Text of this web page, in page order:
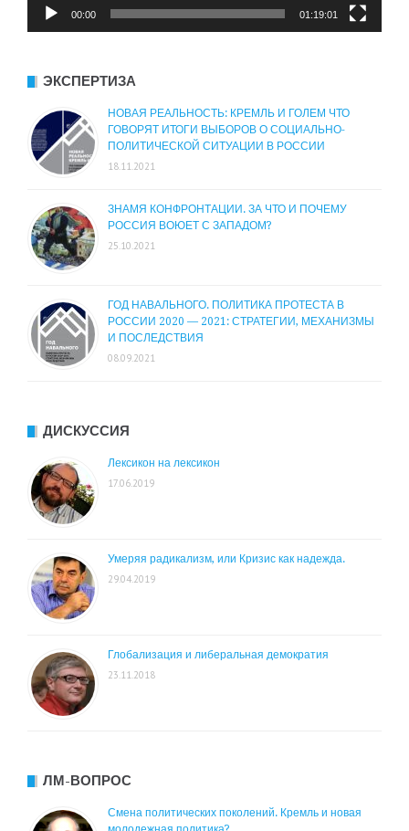
00:00 01:19:01
ЭКСПЕРТИЗА
НОВАЯ РЕАЛЬНОСТЬ: КРЕМЛЬ И ГОЛЕМ ЧТО
ГОВОРЯТ ИТОГИ ВЫБОРОВ О СОЦИАЛЬНО-
ПОЛИТИЧЕСКОЙ СИТУАЦИИ В РОССИИ
18.11.2021
ЗНАМЯ КОНФРОНТАЦИИ. ЗА ЧТО И ПОЧЕМУ
РОССИЯ ВОЮЕТ С ЗАПАДОМ?
25.10.2021
ГОД НАВАЛЬНОГО. ПОЛИТИКА ПРОТЕСТА В
РОССИИ 2020 — 2021: СТРАТЕГИИ, МЕХАНИЗМЫ
И ПОСЛЕДСТВИЯ
08.09.2021
ДИСКУССИЯ
Лексикон на лексикон
17.06.2019
Умеряя радикализм, или Кризис как надежда.
29.04.2019
Глобализация и либеральная демократия
23.11.2018
ЛМ-ВОПРОС
Смена политических поколений. Кремль и новая